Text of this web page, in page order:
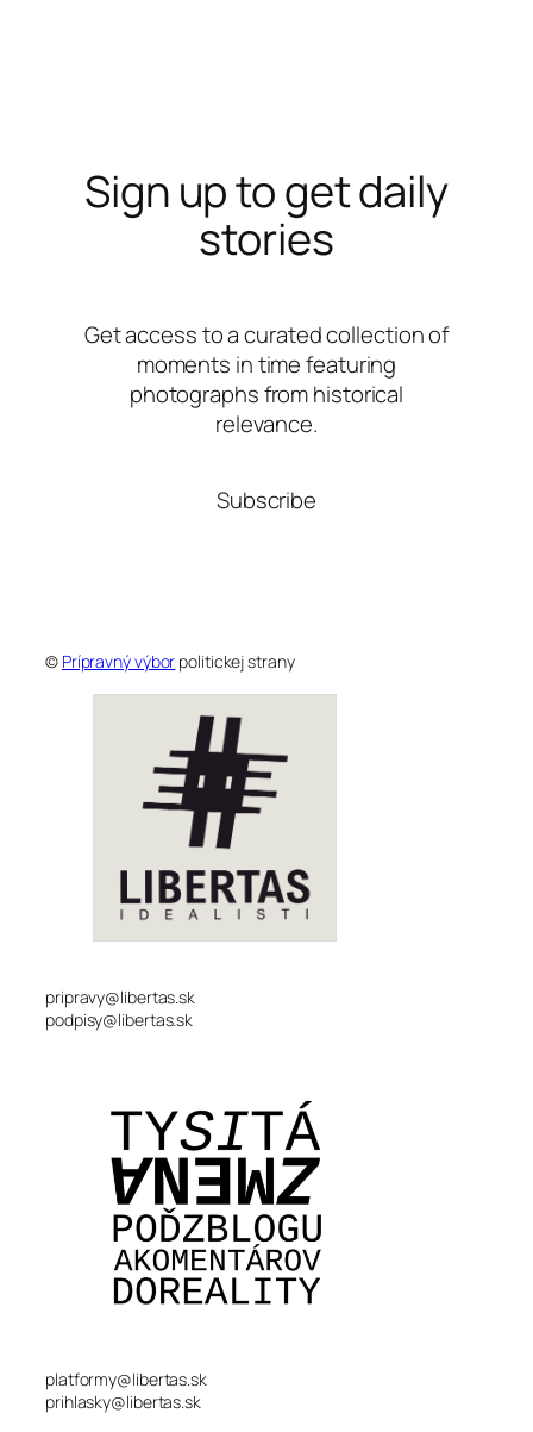
Sign up to get daily
stories
Get access to a curated collection of
moments in time featuring
photographs from historical
relevance.
Subscribe
© Prípravný výbor politickej strany
pripravy@libertas.sk
podpisy@libertas.sk
platformy@libertas.sk
prihlasky@libertas.sk